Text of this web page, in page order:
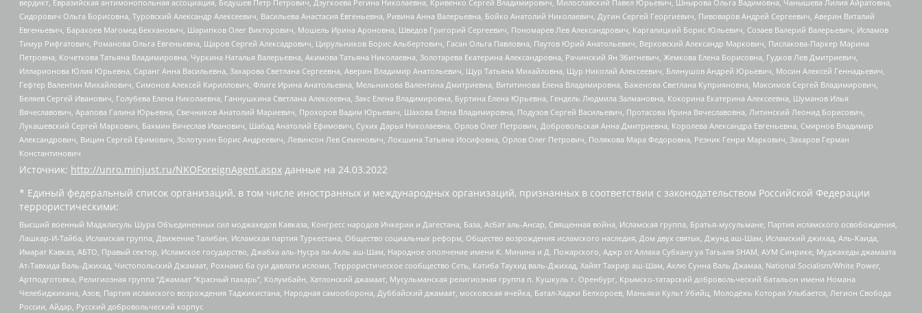
вердикт, Евразийская антимонопольная ассоциация, Бедушев Петр Петрович, Дзугкоева Регина Николаевна, Кривенко Сергей Владимирович, Милославский Павел Юрьевич, Шнырова Ольга Вадимовна, Чанышева Лилия Айратовна,
Сидорович Ольга Борисовна, Туровский Александр Алексеевич, Васильева Анастасия Евгеньевна, Ривина Анна Валерьевна, Бойко Анатолий Николаевич, Дугин Сергей Георгиевич, Пивоваров Андрей Сергеевич, Аверин Виталий
Евгеньевич, Барахоев Магомед Бекханович, Шарипков Олег Викторович, Мошель Ирина Ароновна, Шведов Григорий Сергеевич, Пономарев Лев Александрович, Каргалицкий Борис Юльевич, Созаев Валерий Валерьевич, Исламов
Тимур Рифгатович, Романова Ольга Евгеньевна, Щаров Сергей Алексадрович, Цирульников Борис Альбертович, Гасан Ольга Павловна, Паутов Юрий Анатольевич, Верховский Александр Маркович, Пислакова-Паркер Марина
Петровна, Кочеткова Татьяна Владимировна, Чуркина Наталья Валерьевна, Акимова Татьяна Николаевна, Золотарева Екатерина Александровна, Рачинский Ян Збигневич, Жемкова Елена Борисовна, Гудков Лев Дмитриевич,
Илларионова Юлия Юрьевна, Саранг Анна Васильевна, Захарова Светлана Сергеевна, Аверин Владимир Анатольевич, Щур Татьяна Михайловна, Щур Николай Алексеевич, Блинушов Андрей Юрьевич, Мосин Алексей Геннадьевич,
Гефтер Валентин Михайлович, Симонов Алексей Кириллович, Флиге Ирина Анатольевна, Мельникова Валентина Дмитриевна, Вититинова Елена Владимировна, Баженова Светлана Куприяновна, Максимов Сергей Владимирович,
Беляев Сергей Иванович, Голубева Елена Николаевна, Ганнушкина Светлана Алексеевна, Закс Елена Владимировна, Буртина Елена Юрьевна, Гендель Людмила Залмановна, Кокорина Екатерина Алексеевна, Шуманов Илья
Вячеславович, Арапова Галина Юрьевна, Свечников Анатолий Мариевич, Прохоров Вадим Юрьевич, Шахова Елена Владимировна, Подузов Сергей Васильевич, Протасова Ирина Вячеславовна, Литинский Леонид Борисович,
Лукашевский Сергей Маркович, Бахмин Вячеслав Иванович, Шабад Анатолий Ефимович, Сухих Дарья Николаевна, Орлов Олег Петрович, Добровольская Анна Дмитриевна, Королева Александра Евгеньевна, Смирнов Владимир
Александрович, Вицин Сергей Ефимович, Золотухин Борис Андреевич, Левинсон Лев Семенович, Локшина Татьяна Иосифовна, Орлов Олег Петрович, Полякова Мара Федоровна, Резник Генри Маркович, Захаров Герман
Константинович
Источник: http://unro.minjust.ru/NKOForeignAgent.aspx данные на 24.03.2022
* Единый федеральный список организаций, в том числе иностранных и международных организаций, признанных в соответствии с законодательством Российской Федерации
террористическими:
Высший военный Маджлисуль Шура Объединенных сил моджахедов Кавказа, Конгресс народов Ичкерии и Дагестана, База, Асбат аль-Ансар, Священная война, Исламская группа, Братья-мусульмане, Партия исламского освобождения,
Лашкар-И-Тайба, Исламская группа, Движение Талибан, Исламская партия Туркестана, Общество социальных реформ, Общество возрождения исламского наследия, Дом двух святых, Джунд аш-Шам, Исламский джихад, Аль-Каида,
Имарат Кавказ, АБТО, Правый сектор, Исламское государство, Джабха аль-Нусра ли-Ахль аш-Шам, Народное ополчение имени К. Минина и Д. Пожарского, Аджр от Аллаха Субхану уа Тагьаля SHAM, АУМ Синрике, Муджахеды джамаата
Ат-Тавхида Валь-Джихад, Чистопольский Джамаат, Рохнамо ба суи давлати исломи, Террористическое сообщество Сеть, Катиба Таухид валь-Джихад, Хайят Тахрир аш-Шам, Ахлю Сунна Валь Джамаа, National Socialism/White Power,
Артподготовка, Религиозная группа “Джамаат “Красный пахарь”, Колумбайн, Хатлонский джамаат, Мусульманская религиозная группа п. Кушкуль г. Оренбург, Крымско-татарский добровольческий батальон имени Номана
Челебиджихана, Азов, Партия исламского возрождения Таджикистана, Народная самооборона, Дуббайский джамаат, московская ячейка, Батал-Хаджи Белхороев, Маньяки Культ Убийц, Молодёжь Которая Улыбается, Легион Свобода
России, Айдар, Русский добровольческий корпус